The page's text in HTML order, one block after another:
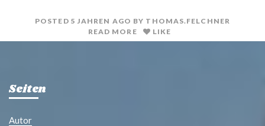
POSTED 5 JAHREN AGO BY THOMAS.FELCHNER
READ MORE
LIKE
Seiten
Autor